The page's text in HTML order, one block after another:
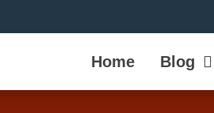
Home Blog